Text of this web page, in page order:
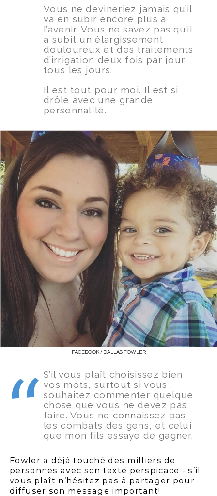
Vous ne devineriez jamais qu’il
va en subir encore plus à
l’avenir. Vous ne savez pas qu’il
a subit un élargissement
douloureux et des traitements
d’irrigation deux fois par jour
tous les jours.
Il est tout pour moi. Il est si
drôle avec une grande
personnalité.
FACEBOOK / DALLAS FOWLER
S’il vous plaît choisissez bien
vos mots, surtout si vous
souhaitez commenter quelque
chose que vous ne devez pas
faire. Vous ne connaissez pas
les combats des gens, et celui
que mon fils essaye de gagner.
Fowler a déjà touché des milliers de
personnes avec son texte perspicace - s’il
vous plaît n’hésitez pas à partager pour
diffuser son message important!